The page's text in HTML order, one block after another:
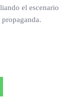
el escenario